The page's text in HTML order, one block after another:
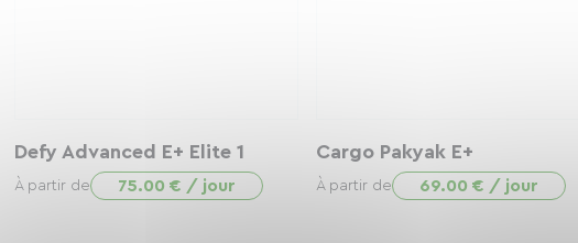
Defy Advanced E+ Elite 1
À partir de 75.00 € / jour
Cargo Pakyak E+
À partir de 69.00 € / jour